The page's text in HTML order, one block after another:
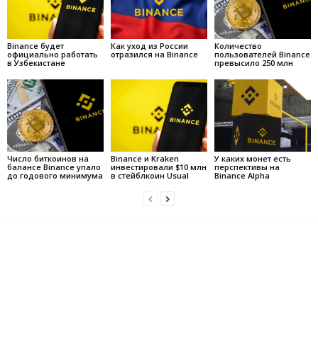
Binance будет
официально работать
в Узбекистане
Как уход из России
отразился на Binance
Количество
пользователей Binance
превысило 250 млн
Число биткоинов на
балансе Binance упало
до годового минимума
Binance и Kraken
инвестировали $10 млн
в стейблкоин Usual
У каких монет есть
перспективы на
Binance Alpha